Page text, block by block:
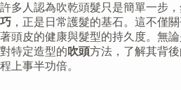
許多人認為吹乾頭髮只是簡單一步
巧 ，正是日常護髮的基石。這不僅
著頭皮的健康與髮型的持久度。無
對特定造型的吹頭方法，了解其背
程上事半功倍。